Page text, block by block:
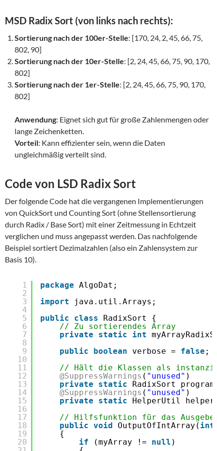
MSD Radix Sort (von links nach rechts):
Sortierung nach der 100er-Stelle: [170, 24, 2, 45, 66, 75,
802, 90]
Sortierung nach der 10er-Stelle: [2, 24, 45, 66, 75, 90, 170,
802]
Sortierung nach der 1er-Stelle: [2, 24, 45, 66, 75, 90, 170,
802]
Anwendung: Eignet sich gut für große Zahlenmengen oder
lange Zeichenketten.
Vorteil: Kann effizienter sein, wenn die Daten
ungleichmäßig verteilt sind.
Code von LSD Radix Sort
Der folgende Code hat die vergangenen Implementierungen
von QuickSort und Counting Sort (ohne Stellensortierung
durch Radix / Base Sort) mit einer Zeitmessung in Echtzeit
verglichen und muss angepasst werden. Das nachfolgende
Beispiel sortiert Dezimalzahlen (also ein Zahlensystem zur
Basis 10).
1
2
3
4
5
6
7
8
9
10
11
12
13
14
15
16
17
18
19
20
package AlgoDat;
import
java.util.Arrays;
public
class
RadixSort {
// Zu sortierendes Array
private
static int
public
boolean verbose = false ;
// Hält die Klassen als
@SuppressWarnings ( "unused" )
private
static
RadixSort
@SuppressWarnings ( "unused" )
private
static
HelperUtil
// Hilfsfunktion für das
public void OutputOfIntArray( int
{
if
(myArray != null )